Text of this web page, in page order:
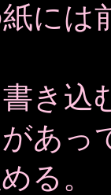
には
き込
あっ
る。